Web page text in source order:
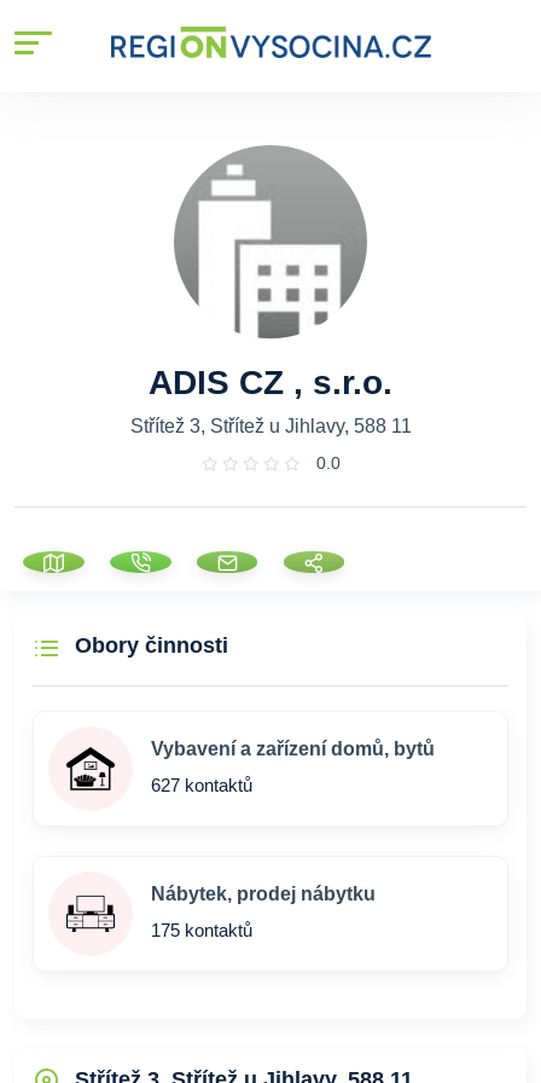
ADIS CZ , s.r.o.
Střítež 3, Střítež u Jihlavy, 588 11
0.0
Obory činnosti
Vybavení a zařízení domů, bytů
627 kontaktů
Nábytek, prodej nábytku
175 kontaktů